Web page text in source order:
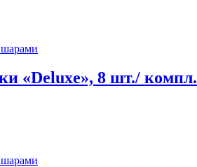
шарами
«Deluxe», 8 шт./ компл.
шарами